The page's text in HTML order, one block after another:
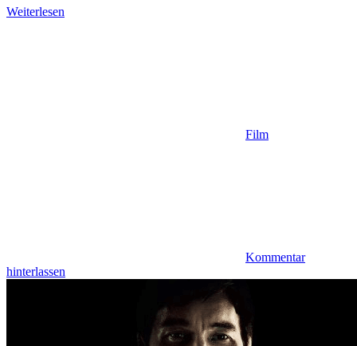
Weiterlesen
Film
Kommentar
hinterlassen